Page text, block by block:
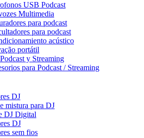
USB Podcast
Multimedia
para podcast
para podcast
acústico
portátil
y Streaming
para Podcast / Streaming
DJ
mistura para DJ
DJ Digital
DJ
sem fios